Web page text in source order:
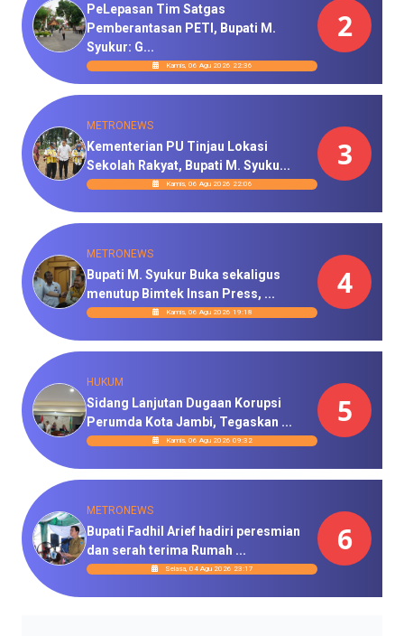
PeLepasan Tim Satgas
Pemberantasan PETI, Bupati M.
Syukur: G...
Kamis, 06 Agu 2026 22:36
2
METRONEWS
Kementerian PU Tinjau Lokasi
Sekolah Rakyat, Bupati M. Syuku...
Kamis, 06 Agu 2026 22:06
3
METRONEWS
Bupati M. Syukur Buka sekaligus
menutup Bimtek Insan Press, ...
Kamis, 06 Agu 2026 19:18
4
HUKUM
Sidang Lanjutan Dugaan Korupsi
Perumda Kota Jambi, Tegaskan ...
Kamis, 06 Agu 2026 09:32
5
METRONEWS
Bupati Fadhil Arief hadiri peresmian
dan serah terima Rumah ...
Selasa, 04 Agu 2026 23:17
6